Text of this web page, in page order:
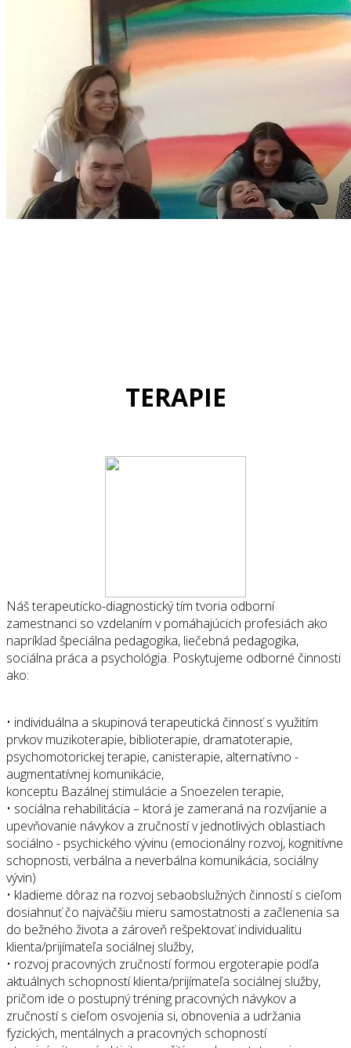
TERAPIE
Náš terapeuticko-diagnostický tím tvoria odborní
zamestnanci so vzdelaním v pomáhajúcich profesiách ako
napríklad špeciálna pedagogika, liečebná pedagogika,
sociálna práca a psychológia. Poskytujeme odborné činnosti
ako:
• individuálna a skupinová terapeutická činnosť s využitím
prvkov muzikoterapie, biblioterapie, dramatoterapie,
psychomotorickej terapie, canisterapie, alternatívno -
augmentatívnej komunikácie,
konceptu Bazálnej stimulácie a Snoezelen terapie,
• sociálna rehabilitácia – ktorá je zameraná na rozvíjanie a
upevňovanie návykov a zručností v jednotlivých oblastiach
sociálno - psychického vývinu (emocionálny rozvoj, kognitívne
schopnosti, verbálna a neverbálna komunikácia, sociálny
vývin)
• kladieme dôraz na rozvoj sebaobslužných činností s cieľom
dosiahnuť čo najväčšiu mieru samostatnosti a začlenenia sa
do bežného života a zároveň rešpektovať individualitu
klienta/prijímateľa sociálnej služby,
• rozvoj pracovných zručností formou ergoterapie podľa
aktuálnych schopností klienta/prijímateľa sociálnej služby,
pričom ide o postupný tréning pracovných návykov a
zručností s cieľom osvojenia si, obnovenia a udržania
fyzických, mentálnych a pracovných schopností